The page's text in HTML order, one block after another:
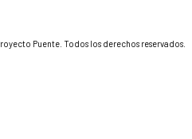
Puente. Todos los derechos reservados.